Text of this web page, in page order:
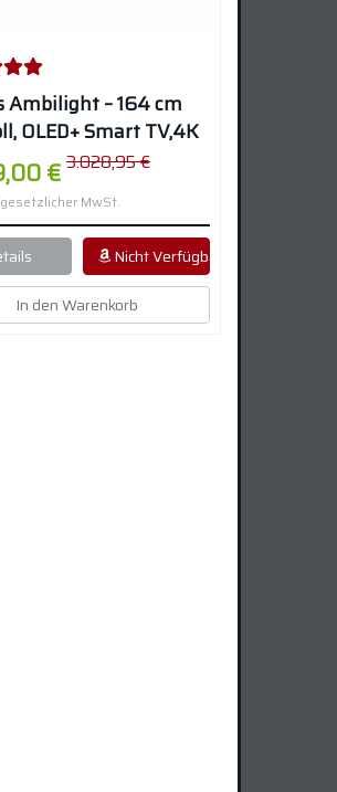
Ambilight – 164 cm
OLED+ Smart TV,4K
10+, Dolby Vision) –
€3.028,95 €
MwSt.
Nicht Verfügbar
In den Warenkorb